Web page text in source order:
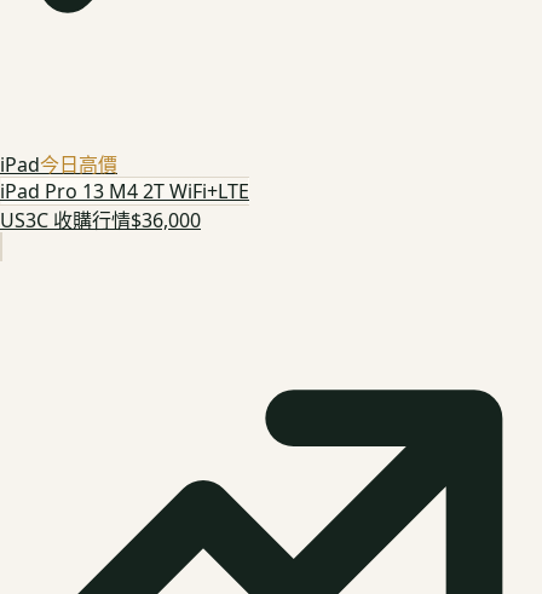
iPad今日高價
iPad Pro 13 M4 2T WiFi+LTE
US3C 收購行情$36,000